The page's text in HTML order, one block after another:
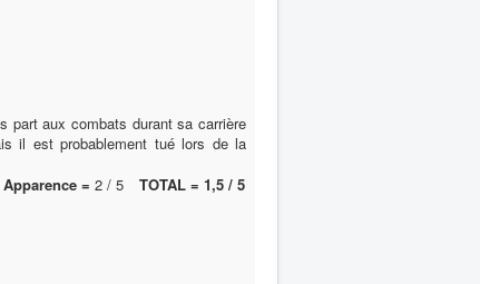
part aux combats durant sa carrière
il est probablement tué lors de la
Apparence = 2 / 5
TOTAL = 1,5 / 5